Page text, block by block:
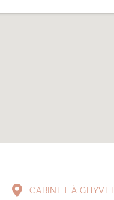
CABINET À